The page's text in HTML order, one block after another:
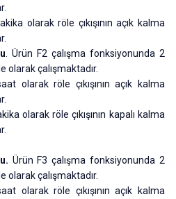
olarak röle çıkışının açık kalma
. Ürün F2 çalışma fonksiyonunda 2
olarak çalışmaktadır.
olarak röle çıkışının açık kalma
olarak röle çıkışının kapalı kalma
Ürün F3 çalışma fonksiyonunda 2
olarak çalışmaktadır.
olarak röle çıkışının açık kalma